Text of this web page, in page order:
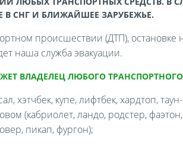
СНГ И БЛИЖАЙШЕЕ ЗАРУБЕЖЬЕ.
происшествии (ДТП), остановке
наша служба эвакуации.
ВЛАДЕЛЕЦ ЛЮБОГО ТРАНСПОРТНОГО
хэтчбек, купе, лифтбек, хардтоп,
(кабриолет, ландо, родстер,
пикап, фургон);